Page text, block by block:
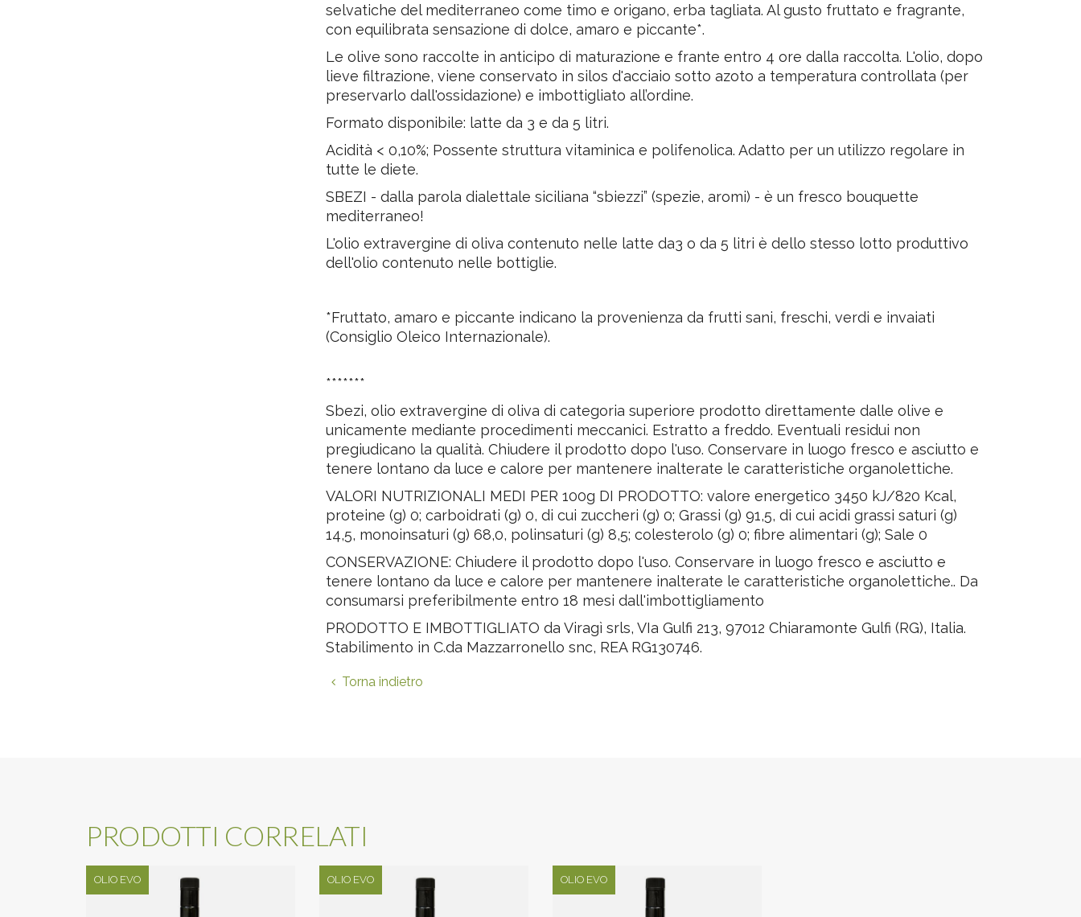
selvatiche del mediterraneo come timo e origano, erba tagliata. Al gusto fruttato e fragrante,
con equilibrata sensazione di dolce, amaro e piccante*.
Le olive sono raccolte in anticipo di maturazione e frante entro 4 ore dalla raccolta. L'olio, dopo
lieve filtrazione, viene conservato in silos d'acciaio sotto azoto a temperatura controllata (per
preservarlo dall'ossidazione) e imbottigliato all’ordine.
Formato disponibile: latte da 3 e da 5 litri.
Acidità < 0,10%; Possente struttura vitaminica e polifenolica. Adatto per un utilizzo regolare in
tutte le diete.
SBEZI - dalla parola dialettale siciliana “sbiezzi” (spezie, aromi) - è un fresco bouquette
mediterraneo!
L'olio extravergine di oliva contenuto nelle latte da3 o da 5 litri è dello stesso lotto produttivo
dell'olio contenuto nelle bottiglie.
*Fruttato, amaro e piccante indicano la provenienza da frutti sani, freschi, verdi e invaiati
(Consiglio Oleico Internazionale).
*******
Sbezi, olio extravergine di oliva di categoria superiore prodotto direttamente dalle olive e
unicamente mediante procedimenti meccanici. Estratto a freddo. Eventuali residui non
pregiudicano la qualità. Chiudere il prodotto dopo l'uso. Conservare in luogo fresco e asciutto e
tenere lontano da luce e calore per mantenere inalterate le caratteristiche organolettiche.
VALORI NUTRIZIONALI MEDI PER 100g DI PRODOTTO: valore energetico 3450 kJ/820 Kcal,
proteine (g) 0; carboidrati (g) 0, di cui zuccheri (g) 0; Grassi (g) 91,5, di cui acidi grassi saturi (g)
14,5, monoinsaturi (g) 68,0, polinsaturi (g) 8,5; colesterolo (g) 0; fibre alimentari (g); Sale 0
CONSERVAZIONE: Chiudere il prodotto dopo l'uso. Conservare in luogo fresco e asciutto e
tenere lontano da luce e calore per mantenere inalterate le caratteristiche organolettiche.. Da
consumarsi preferibilmente entro 18 mesi dall'imbottigliamento
PRODOTTO E IMBOTTIGLIATO da Viragì srls, VIa Gulfi 213, 97012 Chiaramonte Gulfi (RG), Italia.
Stabilimento in C.da Mazzarronello snc, REA RG130746.
Torna indietro
PRODOTTI CORRELATI
OLIO EVO OLIO EVO OLIO EVO